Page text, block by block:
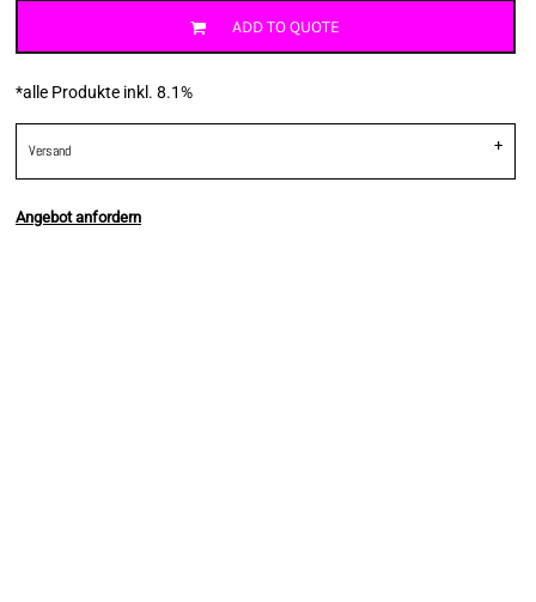
ADD TO QUOTE
*alle Produkte inkl. 8.1%
Versand
Angebot anfordern